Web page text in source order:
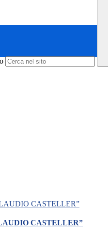
CASTELLER”